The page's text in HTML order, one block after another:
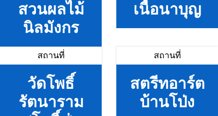
สวนผลไม้
นิลมังกร
เนื้อนาบุญ
สถานที่
วัดโพธิ์
รัตนาราม
สถานที่
สตรีทอาร์ต
บ้านโป่ง